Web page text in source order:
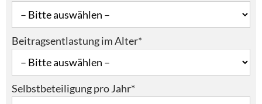
Beitragsentlastung im Alter*
Selbstbeteiligung pro Jahr*